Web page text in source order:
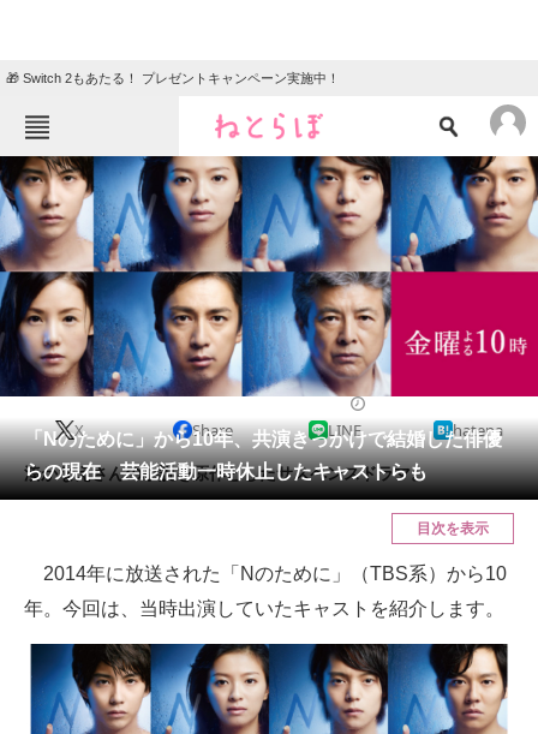
🎁 Switch 2もあたる！ プレゼントキャンペーン実施中！
ねとらぼメニュー
TOP ニュース
エンタメ クイズ
グルメ 地域
住まい 教育・育児
動物 リサーチ
会員記事
メディア
ITの今と未来を見通す
スマホと通信の最新トレンド
進化するPCとデバイスの未来
「Nのために」から10年、共演きっかけで結婚した俳優
らの現在 芸能活動一時休止したキャストらも
X Share LINE hatena
湊かなえさんの小説を原作としたサスペンスドラマ。
目次を表示
2014年に放送された「Nのために」（TBS系）から10
年。今回は、当時出演していたキャストを紹介します。